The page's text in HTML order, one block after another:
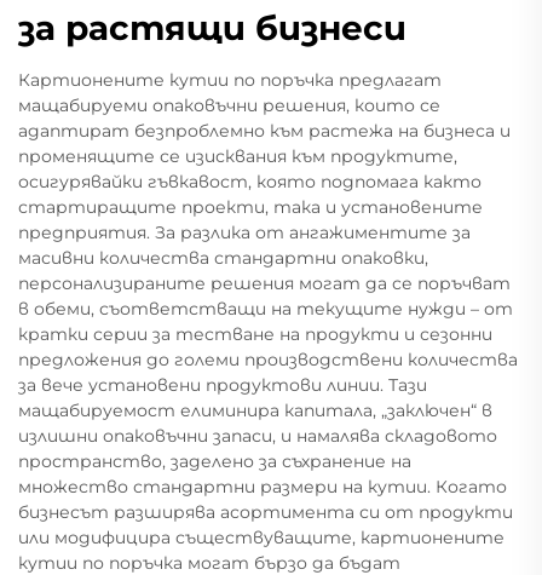
за растящи бизнеси
Картионените кутии по поръчка предлагат
мащабируеми опаковъчни решения, които се
адаптират безпроблемно към растежа на бизнеса и
променящите се изисквания към продуктите,
осигурявайки гъвкавост, която подпомага както
стартиращите проекти, така и установените
предприятия. За разлика от ангажиментите за
масивни количества стандартни опаковки,
персонализираните решения могат да се поръчват
в обеми, съответстващи на текущите нужди – от
кратки серии за тестване на продукти и сезонни
предложения до големи производствени количества
за вече установени продуктови линии. Тази
мащабируемост елиминира капитала, „заключен“ в
излишни опаковъчни запаси, и намалява складовото
пространство, заделено за съхранение на
множество стандартни размери на кутии. Когато
бизнесът разширява асортимента си от продукти
или модифицира съществуващите, картионените
кутии по поръчка могат бързо да бъдат